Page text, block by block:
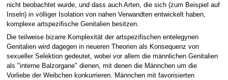
nicht beobachtet wurde, und dass auch Arten, die sich (zum Beispiel auf
Inseln) in völliger Isolation von nahen Verwandten entwickelt haben,
komplexe artspezifische Genitalien besitzen.
Die teilweise bizarre Komplexität der artspezifischen entelegynen
Genitalien wird dagegen in neueren Theorien als Konsequenz von
sexueller Selektion gedeutet, wobei vor allem die männlichen Genitalien
als "interne Balzorgane" dienen, mit denen die Männchen um die
Vorliebe der Weibchen konkurrieren. Männchen mit favorisierten